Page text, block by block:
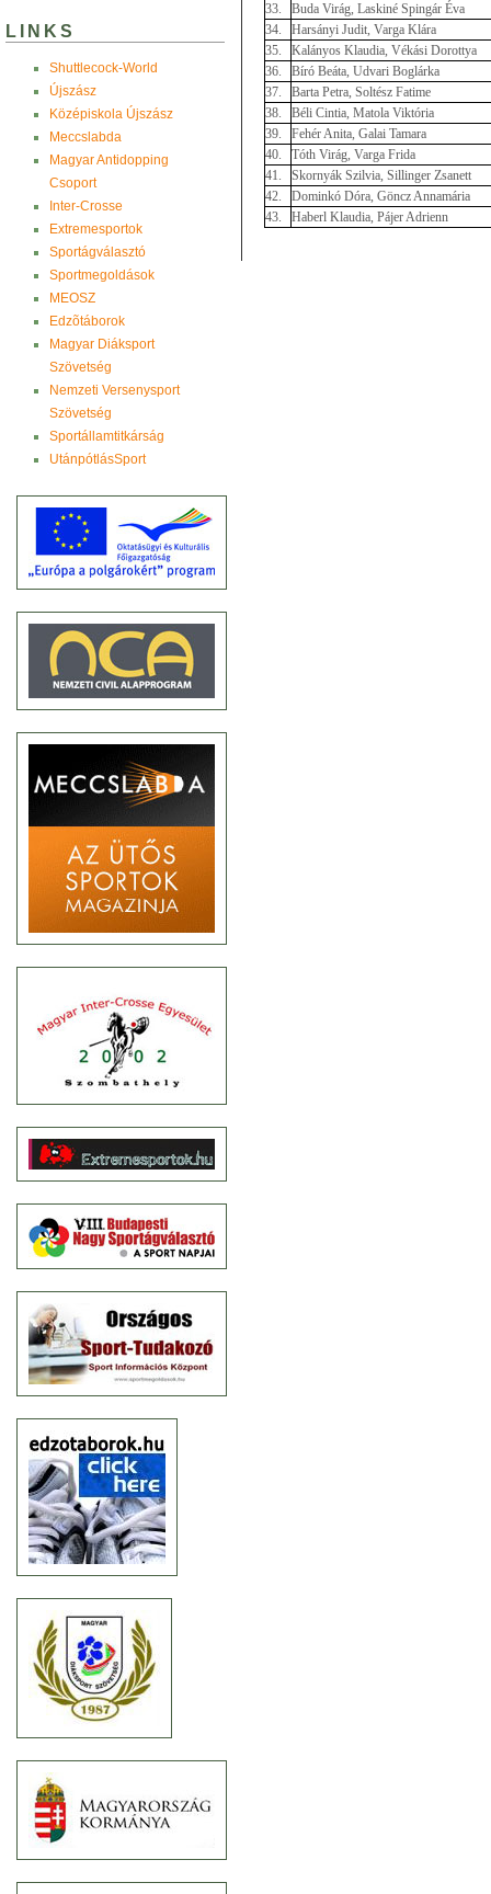
LINKS
Shuttlecock-World
Újszász
Középiskola Újszász
Meccslabda
Magyar Antidopping
Csoport
Inter-Crosse
Extremesportok
Sportágválasztó
Sportmegoldások
MEOSZ
Edzõtáborok
Magyar Diáksport
Szövetség
Nemzeti Versenysport
Szövetség
Sportállamtitkárság
UtánpótlásSport
33.
Buda Virág, Laskiné Spingár Éva
34.
Harsányi Judit, Varga Klára
35.
Kalányos Klaudia, Vékási Dorottya
36.
Bíró Beáta, Udvari Boglárka
37.
Barta Petra, Soltész Fatime
38.
Béli Cintia, Matola Viktória
39.
Fehér Anita, Galai Tamara
40.
Tóth Virág, Varga Frida
41.
Skornyák Szilvia, Sillinger Zsanett
42.
Dominkó Dóra, Göncz Annamária
43.
Haberl Klaudia, Pájer Adrienn